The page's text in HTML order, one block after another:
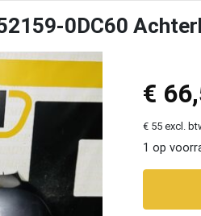
0DC60
€
€ 55 excl.
1 op